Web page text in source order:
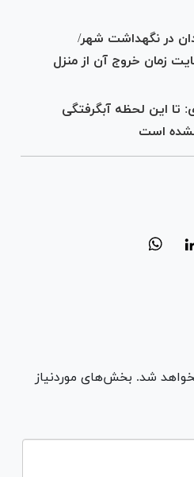
در نگهداشت شهر/
زمان خروج آن از منزل
این لحظه آبگرفتگی
است
شد. بخش‌های موردنیاز